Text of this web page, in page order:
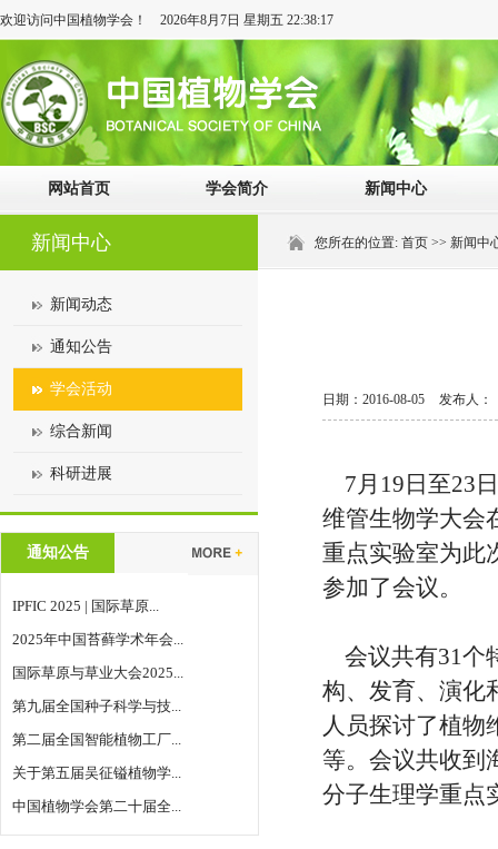
欢迎访问中国植物学会！ 2026年8月7日 星期五 22:38:18
网站首页 学会简介 新闻中心
您所在的位置: 首页 >> 新闻中
新闻中心
新闻动态
通知公告
学会活动
综合新闻
科研进展
通知公告
IPFIC 2025 | 国际草原...
2025年中国苔藓学术年会...
国际草原与草业大会2025...
第九届全国种子科学与技...
第二届全国智能植物工厂...
关于第五届吴征镒植物学...
中国植物学会第二十届全...
日期：2016-08-05 发布人：
7月19日至23
维管生物学大会
重点实验室为此
参加了会议。
会议共有31个
构、发育、演化
人员探讨了植物
等。会议共收到
分子生理学重点